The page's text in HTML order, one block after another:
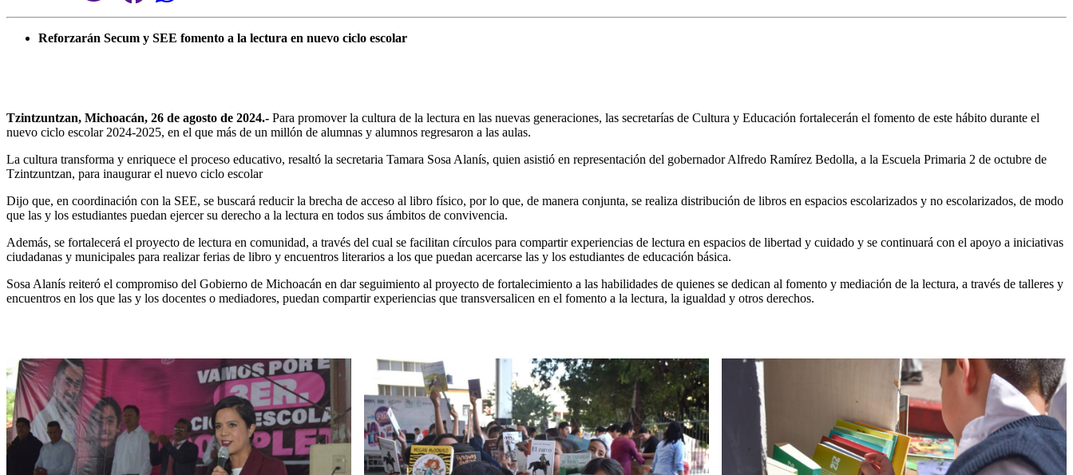
Reforzarán Secum y SEE fomento a la lectura en nuevo ciclo escolar
Tzintzuntzan, Michoacán, 26 de agosto de 2024.- Para promover la cultura de la lectura en las nuevas generaciones, las secretarías de Cultura y Educación fortalecerán el fomento de este hábito durante el
nuevo ciclo escolar 2024-2025, en el que más de un millón de alumnas y alumnos regresaron a las aulas.
La cultura transforma y enriquece el proceso educativo, resaltó la secretaria Tamara Sosa Alanís, quien asistió en representación del gobernador Alfredo Ramírez Bedolla, a la Escuela Primaria 2 de octubre de
Tzintzuntzan, para inaugurar el nuevo ciclo escolar
Dijo que, en coordinación con la SEE, se buscará reducir la brecha de acceso al libro físico, por lo que, de manera conjunta, se realiza distribución de libros en espacios escolarizados y no escolarizados, de modo
que las y los estudiantes puedan ejercer su derecho a la lectura en todos sus ámbitos de convivencia.
Además, se fortalecerá el proyecto de lectura en comunidad, a través del cual se facilitan círculos para compartir experiencias de lectura en espacios de libertad y cuidado y se continuará con el apoyo a iniciativas
ciudadanas y municipales para realizar ferias de libro y encuentros literarios a los que puedan acercarse las y los estudiantes de educación básica.
Sosa Alanís reiteró el compromiso del Gobierno de Michoacán en dar seguimiento al proyecto de fortalecimiento a las habilidades de quienes se dedican al fomento y mediación de la lectura, a través de talleres y
encuentros en los que las y los docentes o mediadores, puedan compartir experiencias que transversalicen en el fomento a la lectura, la igualdad y otros derechos.